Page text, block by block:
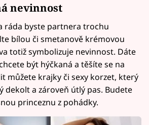
nevinnost
ráda byste partnera trochu
bílou či smetanově krémovou
totiž symbolizuje nevinnost. Dáte
být hýčkaná a těšíte se na
můžete krajky či sexy korzet, který
dekolt a zároveň útlý pas. Budete
princeznu z pohádky.